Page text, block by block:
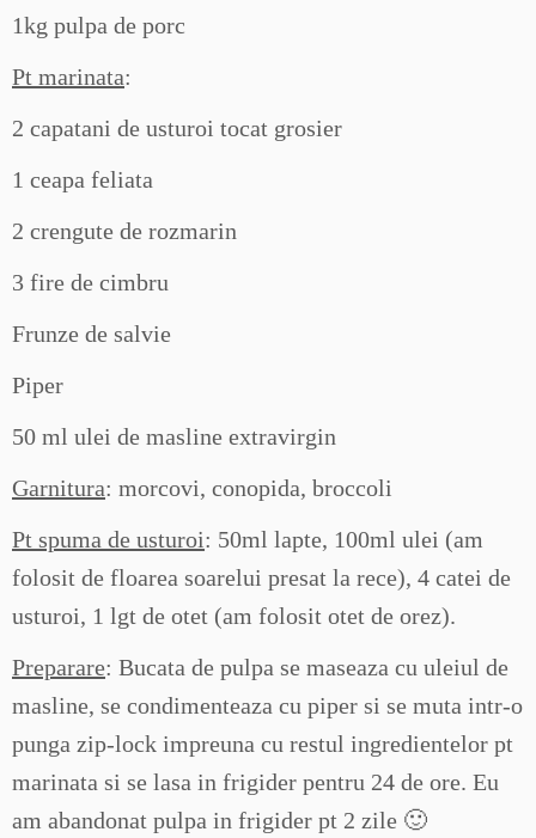
1kg pulpa de porc
Pt marinata:
2 capatani de usturoi tocat grosier
1 ceapa feliata
2 crengute de rozmarin
3 fire de cimbru
Frunze de salvie
Piper
50 ml ulei de masline extravirgin
Garnitura: morcovi, conopida, broccoli
Pt spuma de usturoi: 50ml lapte, 100ml ulei (am
folosit de floarea soarelui presat la rece), 4 catei de
usturoi, 1 lgt de otet (am folosit otet de orez).
Preparare: Bucata de pulpa se maseaza cu uleiul de
masline, se condimenteaza cu piper si se muta intr-o
punga zip-lock impreuna cu restul ingredientelor pt
marinata si se lasa in frigider pentru 24 de ore. Eu
am abandonat pulpa in frigider pt 2 zile 🙂